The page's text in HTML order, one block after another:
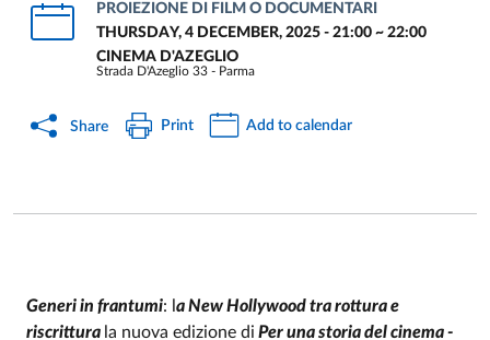
PROIEZIONE DI FILM O DOCUMENTARI
THURSDAY, 4 DECEMBER, 2025 - 21:00 ~ 22:00
CINEMA D'AZEGLIO
Strada D'Azeglio 33 - Parma
Share Print Add to calendar
Generi in frantumi: l a New Hollywood tra rottura e
riscrittura la nuova edizione di Per una storia del cinema -